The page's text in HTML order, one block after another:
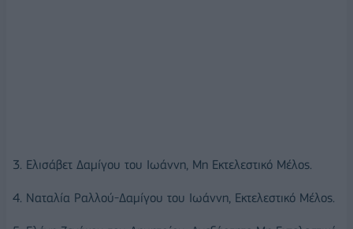
3. Ελισάβετ Δαμίγου του Ιωάννη, Μη Εκτελεστικό Μέλος.
4. Ναταλία Ραλλού-Δαμίγου του Ιωάννη, Εκτελεστικό Μέλος.